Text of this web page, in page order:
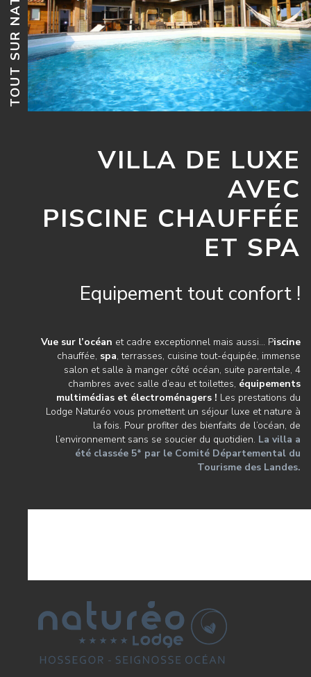
TOUT SUR NATURÉO
VILLA DE LUXE
AVEC
PISCINE CHAUFFÉE
ET SPA
Equipement tout confort !
Vue sur l’océan et cadre exceptionnel mais aussi… Piscine
chauffée, spa, terrasses, cuisine tout-équipée, immense
salon et salle à manger côté océan, suite parentale, 4
chambres avec salle d’eau et toilettes, équipements
multimédias et électroménagers ! Les prestations du
Lodge Naturéo vous promettent un séjour luxe et nature à
la fois. Pour profiter des bienfaits de l’océan, de
l’environnement sans se soucier du quotidien. La villa a
été classée 5* par le Comité Départemental du
Tourisme des Landes.